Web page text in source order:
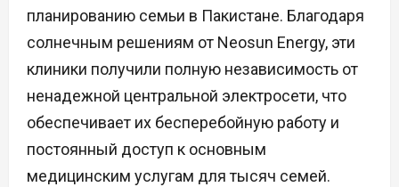
планированию семьи в Пакистане. Благодаря
солнечным решениям от Neosun Energy, эти
клиники получили полную независимость от
ненадежной центральной электросети, что
обеспечивает их бесперебойную работу и
постоянный доступ к основным
медицинским услугам для тысяч семей.